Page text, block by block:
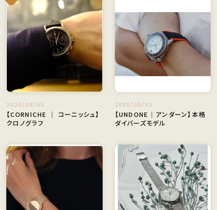
2026/08/06
【CORNICHE ｜ コーニッシュ】
クロノグラフ
2026/08/03
【UNDONE｜アンダーン】本格
ダイバーズモデル